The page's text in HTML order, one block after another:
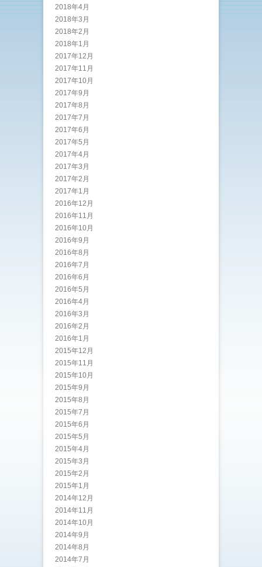
2018年4月
2018年3月
2018年2月
2018年1月
2017年12月
2017年11月
2017年10月
2017年9月
2017年8月
2017年7月
2017年6月
2017年5月
2017年4月
2017年3月
2017年2月
2017年1月
2016年12月
2016年11月
2016年10月
2016年9月
2016年8月
2016年7月
2016年6月
2016年5月
2016年4月
2016年3月
2016年2月
2016年1月
2015年12月
2015年11月
2015年10月
2015年9月
2015年8月
2015年7月
2015年6月
2015年5月
2015年4月
2015年3月
2015年2月
2015年1月
2014年12月
2014年11月
2014年10月
2014年9月
2014年8月
2014年7月